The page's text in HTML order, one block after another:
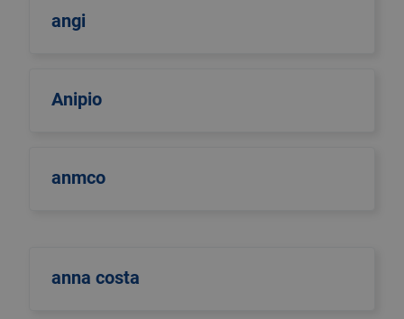
angi
Anipio
anmco
anna costa